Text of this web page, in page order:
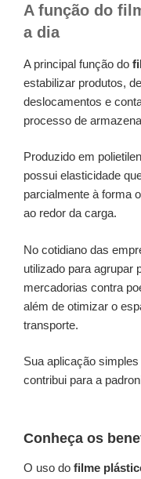
A função do
a dia
A principal função do
estabilizar produtos,
deslocamentos e
processo de
Produzido em
possui elasticidade
parcialmente à forma
ao redor da carga.
No cotidiano das
utilizado para agrupar
mercadorias contra
além de otimizar o
transporte.
Sua aplicação
contribui para a
Conheça os
O uso do filme